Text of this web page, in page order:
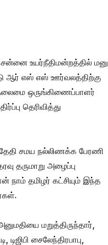
உயர்நீதிமன்றத்தில் மனு
ஆர் எஸ் எஸ் ஊர்வலத்திற்கு
தலைமை ஒருங்கிணைப்பாளர்
தெரிவித்து
சமய நல்லிணக்க பேரணி
தருமாறு அழைப்பு
நாம் தமிழர் கட்சியும் இந்த
மறுத்திருந்தார்,
சைலேந்திரபாபு,